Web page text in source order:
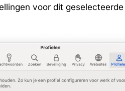
voor dit